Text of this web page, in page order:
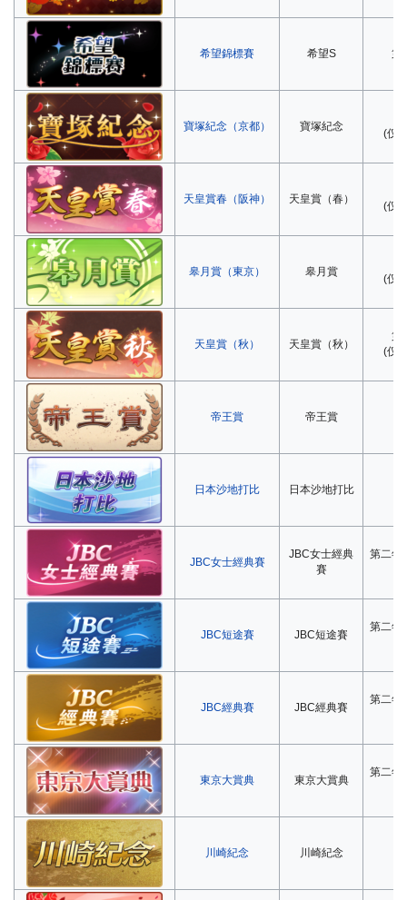
希望錦標賽 希望S 第
寶塚紀念（京都） 寶塚紀念
(仅
天皇賞春（阪神） 天皇賞（春）
(仅
皋月賞（東京） 皋月賞
(仅
天皇賞（秋） 天皇賞（秋）
第
(仅
帝王賞 帝王賞
日本沙地打比 日本沙地打比
JBC女士經典賽
JBC女士經典
賽
第二年
JBC短途賽 JBC短途賽
第二年
JBC經典賽 JBC經典賽
第二年
東京大賞典 東京大賞典
第二年
川崎紀念 川崎紀念